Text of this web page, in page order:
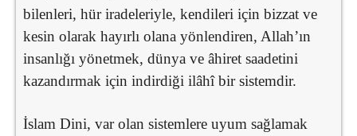
bilenleri, hür iradeleriyle, kendileri için bizzat ve
kesin olarak hayırlı olana yönlendiren, Allah’ın
insanlığı yönetmek, dünya ve âhiret saadetini
kazandırmak için indirdiği ilâhî bir sistemdir.
İslam Dini, var olan sistemlere uyum sağlamak